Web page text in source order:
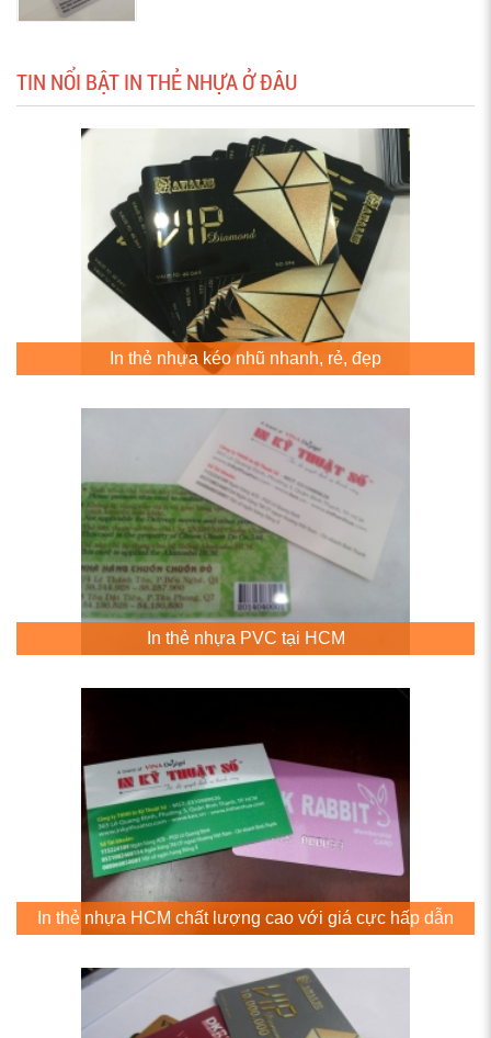
TIN NỔI BẬT IN THẺ NHỰA Ở ĐÂU
In thẻ nhựa kéo nhũ nhanh, rẻ, đẹp
In thẻ nhựa PVC tại HCM
In thẻ nhựa HCM chất lượng cao với giá cực hấp dẫn